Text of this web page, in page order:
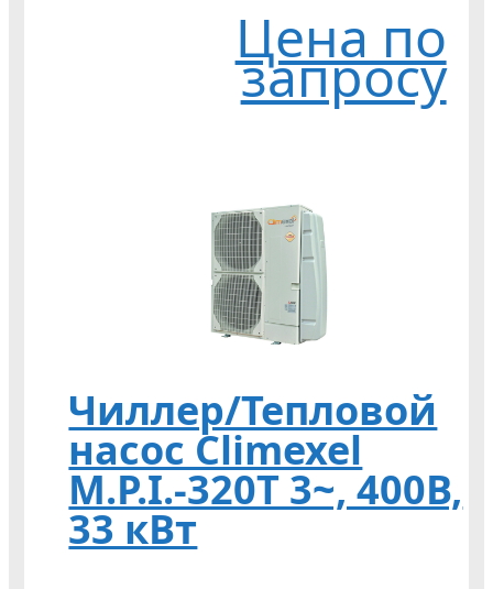
Цена по
запросу
Чиллер/Тепловой
насос Climexel
M.P.I.-320T 3~, 400В,
33 кВт